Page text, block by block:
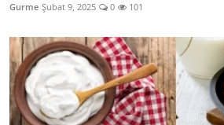
Gurme Şubat 9, 2025 0 101